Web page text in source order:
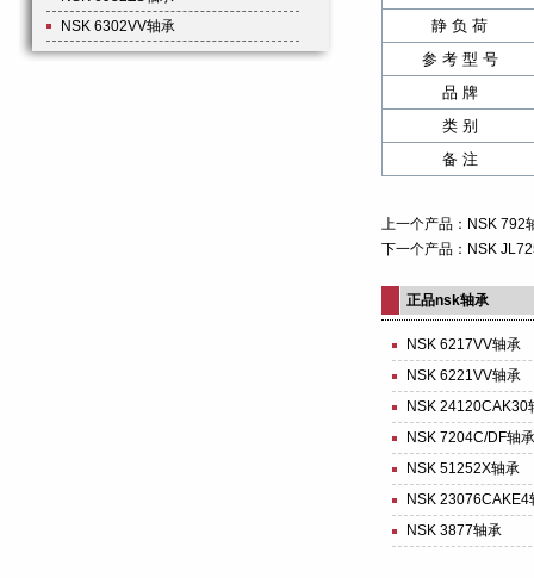
静 负 荷
参 考 型 号
品 牌
类 别
备 注
上一个产品： NSK 792
下一个产品： NSK
正品nsk轴承
NSK 6217VV轴承
NSK 6221VV轴承
NSK 24120CAK30
NSK 7204C/DF轴承
NSK 51252X轴承
NSK 23076CAKE4
NSK 3877轴承
NSK 6302VV轴承